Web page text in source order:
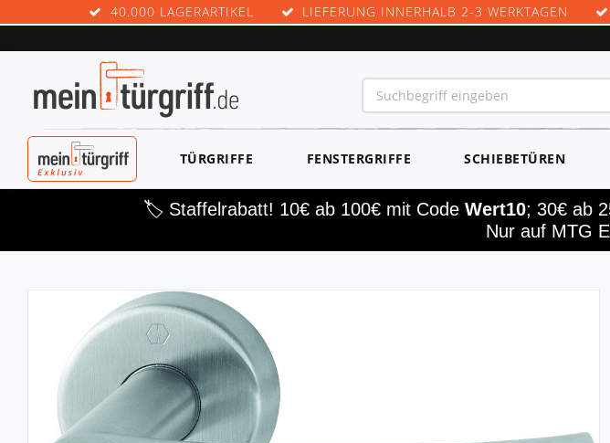
40.000 LAGERARTIKEL LIEFERUNG INNERHALB 2-3 WERKTAGEN
MEINTÜRGRIF
F EXKLUSIV
TÜRGRIFFE FENSTERGRIFFE SCHIEBETÜREN
🏷️ Staffelrabatt! 10€ ab 100€ mit Code Wert10; 30€ ab
Nur auf MTG